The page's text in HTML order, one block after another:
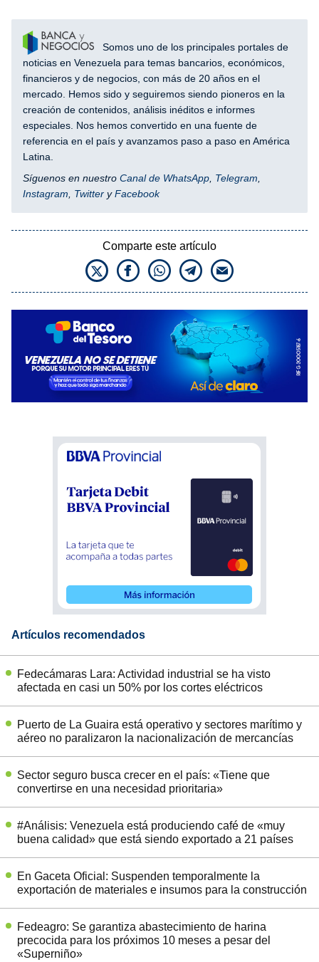
Somos uno de los principales portales de
noticias en Venezuela para temas bancarios, económicos,
financieros y de negocios, con más de 20 años en el
mercado. Hemos sido y seguiremos siendo pioneros en la
creación de contenidos, análisis inéditos e informes
especiales. Nos hemos convertido en una fuente de
referencia en el país y avanzamos paso a paso en América
Latina.
Síguenos en nuestro Canal de WhatsApp Telegram
Instagram
Twitter yFacebook
Comparte este artículo
Artículos recomendados
Fedecámaras Lara: Actividad industrial se ha visto
afectada en casi un 50% por los cortes eléctricos
Puerto de La Guaira está operativo y sectores marítimo y
aéreo no paralizaron la nacionalización de mercancías
Sector seguro busca crecer en el país: «Tiene que
convertirse en una necesidad prioritaria»
#Análisis: Venezuela está produciendo café de «muy
buena calidad» que está siendo exportado a 21 países
En Gaceta Oficial: Suspenden temporalmente la
exportación de materiales e insumos para la construcción
Fedeagro: Se garantiza abastecimiento de harina
precocida para los próximos 10 meses a pesar del
«Superniño»